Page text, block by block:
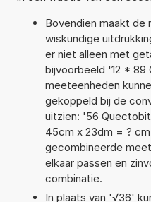
Bovendien maakt de
wiskundige
er niet alleen met
bijvoorbeeld '12 * 89
meeteenheden
gekoppeld bij de
uitzien: '56
45cm x 23dm = ?
gecombineerde
elkaar passen en
combinatie.
In plaats van '√36'